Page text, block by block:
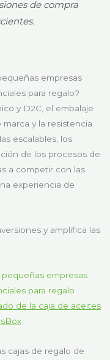
de compra
empresas
para regalo?
y D2C, el embalaje
y la resistencia
escalables, los
de los procesos de
a competir con las
experiencia de
y amplifica las
de la caja de aceites
cajas de regalo de